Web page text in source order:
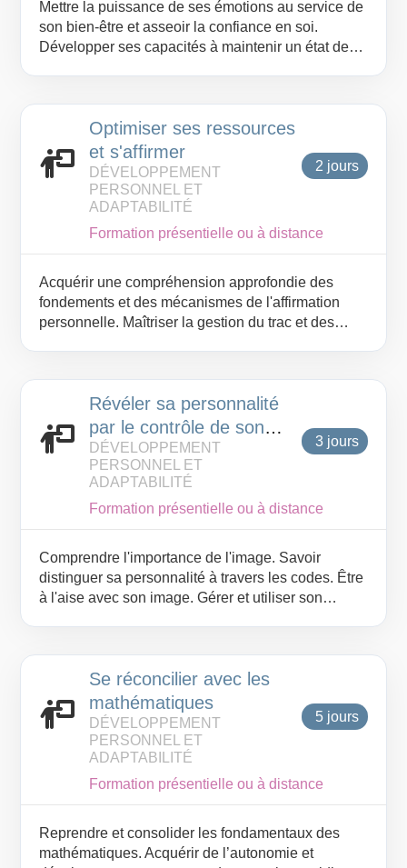
Mettre la puissance de ses émotions au service de
son bien-être et asseoir la confiance en soi.
Développer ses capacités à maintenir un état de
comme facteur de performance et de réussite.
Optimiser ses ressources
et s'affirmer
DÉVELOPPEMENT
PERSONNEL ET
ADAPTABILITÉ
2 jours
Formation présentielle ou à distance
Acquérir une compréhension approfondie des
fondements et des mécanismes de l'affirmation
personnelle. Maîtriser la gestion du trac et des
accrue dans leurs interactions professionnelles.
Révéler sa personnalité
par le contrôle de son
image
DÉVELOPPEMENT
PERSONNEL ET
ADAPTABILITÉ
3 jours
Formation présentielle ou à distance
Comprendre l'importance de l'image. Savoir
distinguer sa personnalité à travers les codes. Être
à l'aise avec son image. Gérer et utiliser son
Se réconcilier avec les
mathématiques
DÉVELOPPEMENT
PERSONNEL ET
ADAPTABILITÉ
5 jours
Formation présentielle ou à distance
Reprendre et consolider les fondamentaux des
mathématiques. Acquérir de l’autonomie et